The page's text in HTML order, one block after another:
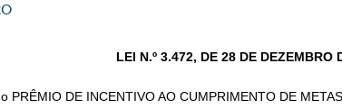
LEI N.º 3.472, DE 28 DE DEZEMBRO
PRÊMIO DE INCENTIVO AO CUMPRIMENTO DE